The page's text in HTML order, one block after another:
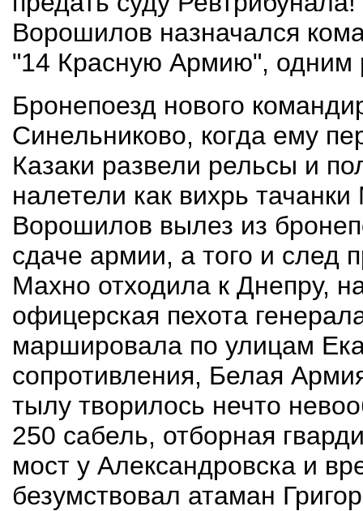
Ворошилов назначался
"14 Красную Армию", одним
Бронепоезд нового
Синельниково, когда ему
Казаки развели рельсы и
налетели как вихрь
Ворошилов вылез из
сдаче армии, а того и след
Махно отходила к Днепру,
офицерская пехота
маршировала по улицам
сопротивления, Белая
тылу творилось нечто
250 сабель, отборная
мост у Александровска и
безумствовал атаман